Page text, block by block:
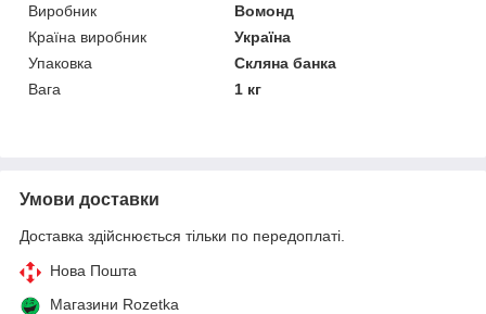
Виробник
Вомонд
Країна виробник
Україна
Упаковка
Скляна банка
Вага
1 кг
Умови доставки
Доставка здійснюється тільки по передоплаті.
Нова Пошта
Магазини Rozetka